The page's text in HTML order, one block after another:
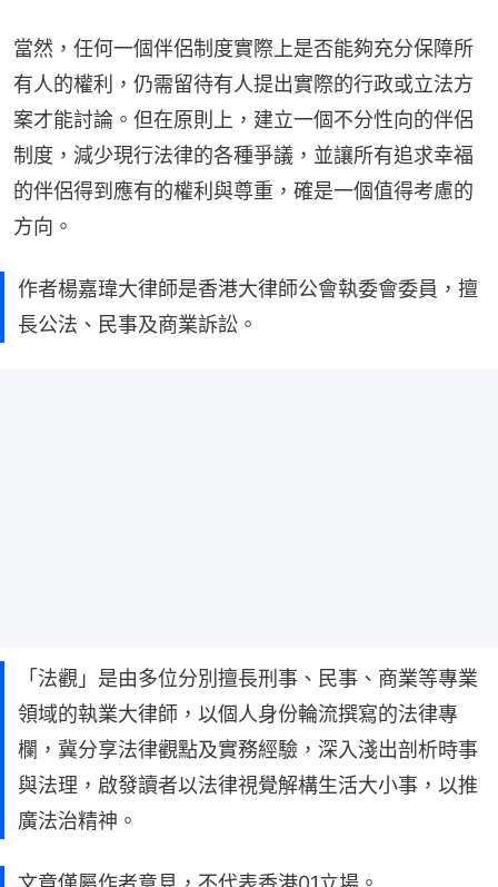
當然，任何一個伴侶制度實際上是否能夠充分保障所
有人的權利，仍需留待有人提出實際的行政或立法方
案才能討論。但在原則上，建立一個不分性向的伴侶
制度，減少現行法律的各種爭議，並讓所有追求幸福
的伴侶得到應有的權利與尊重，確是一個值得考慮的
方向。
作者楊嘉瑋大律師是香港大律師公會執委會委員，擅
長公法、民事及商業訴訟。
「法觀」是由多位分別擅長刑事、民事、商業等專業
領域的執業大律師，以個人身份輪流撰寫的法律專
欄，冀分享法律觀點及實務經驗，深入淺出剖析時事
與法理，啟發讀者以法律視覺解構生活大小事，以推
廣法治精神。